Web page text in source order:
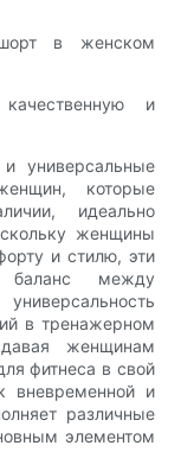
в женском
и
универсальные
которые
идеально
женщины
и стилю, эти
баланс между
в тренажерном
женщинам
фитнеса в свой
вневременной и
различные
элементом